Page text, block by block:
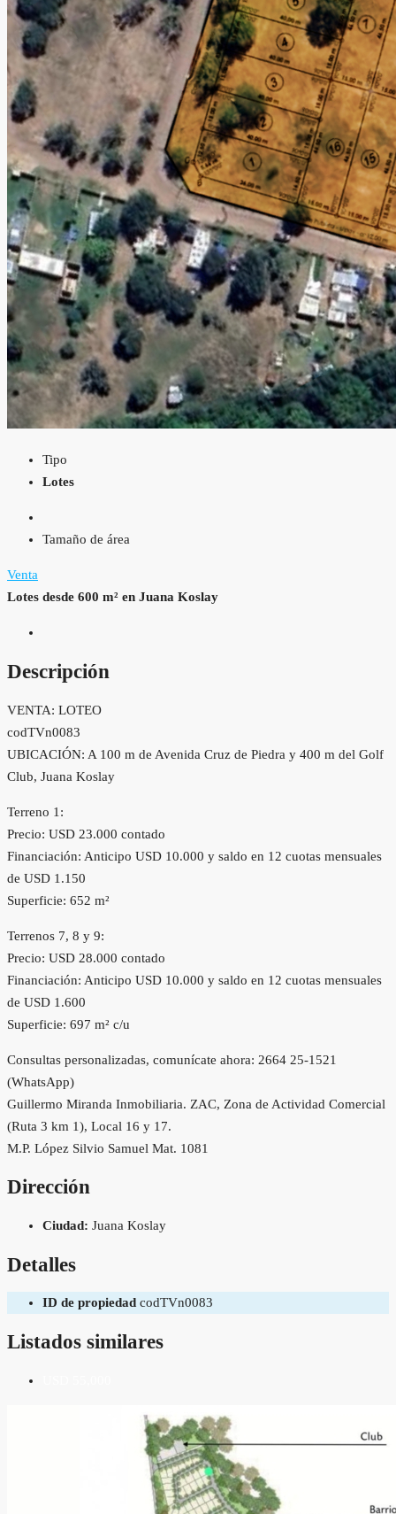
Tipo
Lotes
Tamaño de área
Venta
Lotes desde 600 m² en Juana Koslay
Descripción
VENTA: LOTEO
codTVn0083
UBICACIÓN: A 100 m de Avenida Cruz de Piedra y 400 m del Golf
Club, Juana Koslay
Terreno 1:
Precio: USD 23.000 contado
Financiación: Anticipo USD 10.000 y saldo en 12 cuotas mensuales
de USD 1.150
Superficie: 652 m²
Terrenos 7, 8 y 9:
Precio: USD 28.000 contado
Financiación: Anticipo USD 10.000 y saldo en 12 cuotas mensuales
de USD 1.600
Superficie: 697 m² c/u
Consultas personalizadas, comunícate ahora: 2664 25-1521
(WhatsApp)
Guillermo Miranda Inmobiliaria. ZAC, Zona de Actividad Comercial
(Ruta 3 km 1), Local 16 y 17.
M.P. López Silvio Samuel Mat. 1081
Dirección
Ciudad: Juana Koslay
Detalles
ID de propiedad codTVn0083
Listados similares